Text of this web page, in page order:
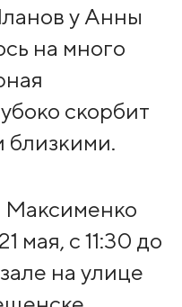
у Анны
на много
скорбит
близкими.
мая, с 11:30 до
на улице